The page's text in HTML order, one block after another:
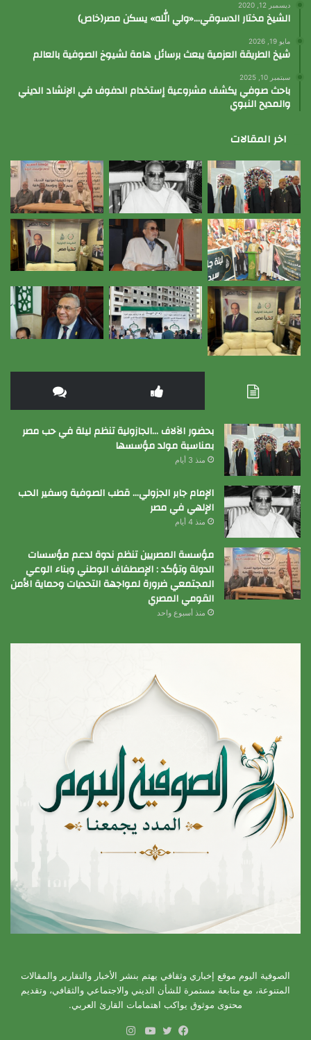
ديسمبر 12, 2020
الشيخ مختار الدسوقي…«ولي الله» يسكن مصر(خاص)
مايو 19, 2026
شيخ الطريقة العزمية يبعث برسائل هامة لشيوخ الصوفية بالعالم
سبتمبر 10, 2025
باحث صوفي يكشف مشروعية إستخدام الدفوف في الإنشاد الديني
والمديح النبوي
اخر المقالات
بحضور الآلاف …الجازولية تنظم ليلة في حب مصر
بمناسبة مولد مؤسسها
منذ 3 أيام
الإمام جابر الجزولي… قطب الصوفية وسفير الحب
الإلهي في مصر
منذ 4 أيام
مؤسسة المصريين تنظم ندوة لدعم مؤسسات
الدولة وتؤكد : الإصطفاف الوطني وبناء الوعي
المجتمعي ضرورة لمواجهة التحديات وحماية الأمن
القومي المصري
منذ أسبوع واحد
الصوفية اليوم موقع إخباري وثقافي يهتم بنشر الأخبار والتقارير والمقالات
المتنوعة، مع متابعة مستمرة للشأن الديني والاجتماعي والثقافي، وتقديم
محتوى موثوق يواكب اهتمامات القارئ العربي.